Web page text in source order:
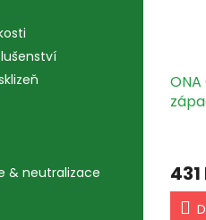
& neutralizace